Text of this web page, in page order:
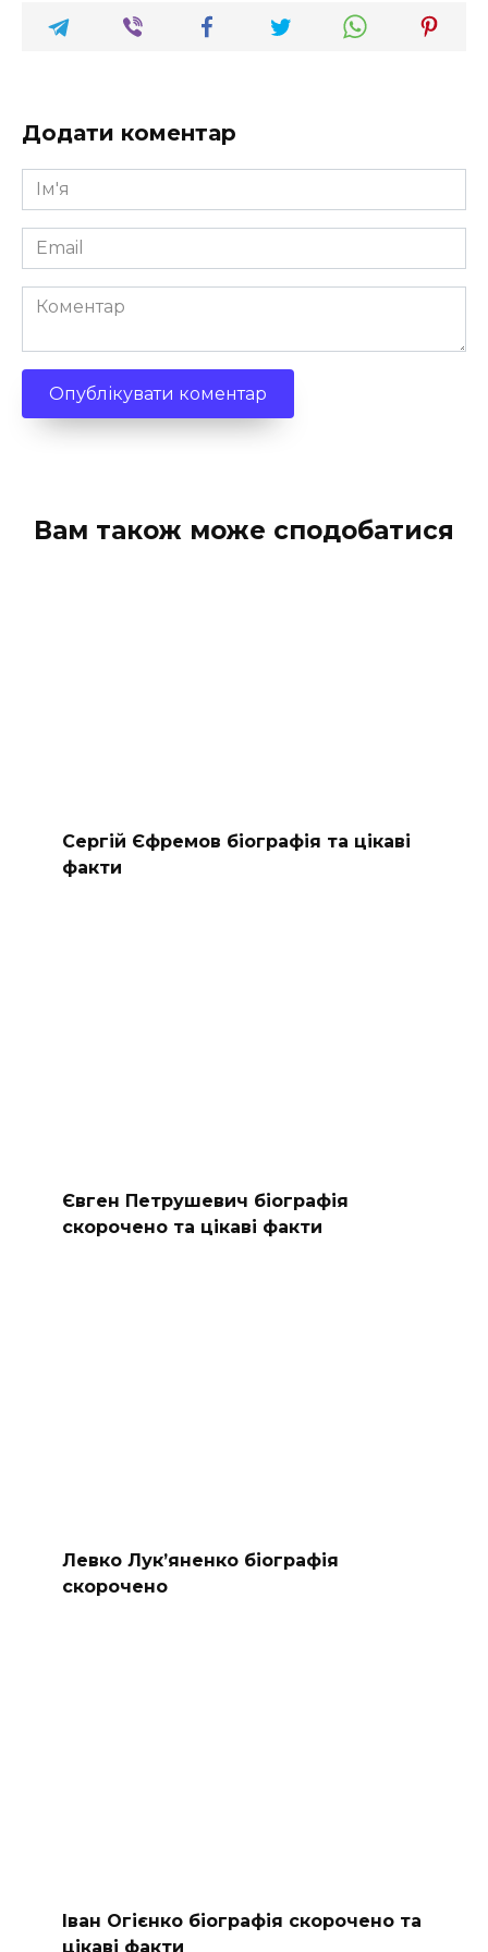
Додати коментар
Ім'я
*
Email
*
Коментар
Вам також може сподобатися
Сергій Єфремов біографія та цікаві
факти
Євген Петрушевич біографія
скорочено та цікаві факти
Левко Лук’яненко біографія
скорочено
Іван Огієнко біографія скорочено та
цікаві факти